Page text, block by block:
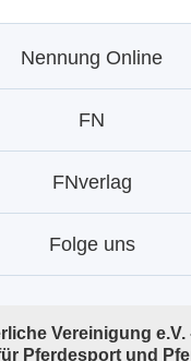
Nennung Online
FN
FNverlag
Folge uns
Vereinigung e.V.
Pferdesport und